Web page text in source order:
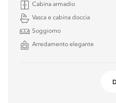
Cabina armadio
Vasca e cabina doccia
Soggiorno
Arredamento elegante